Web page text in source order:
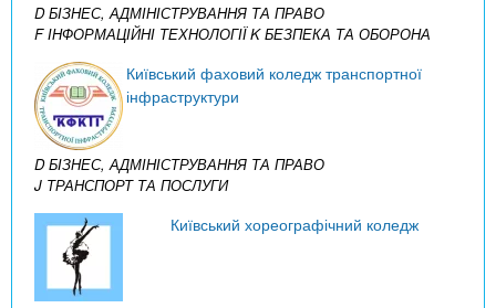
D БІЗНЕС, АДМІНІСТРУВАННЯ ТА ПРАВО
F ІНФОРМАЦІЙНІ ТЕХНОЛОГІЇK БЕЗПЕКА ТА ОБОРОНА
Київський фаховий коледж транспортної
інфраструктури
D БІЗНЕС, АДМІНІСТРУВАННЯ ТА ПРАВО
J ТРАНСПОРТ ТА ПОСЛУГИ
Київський хореографічний коледж